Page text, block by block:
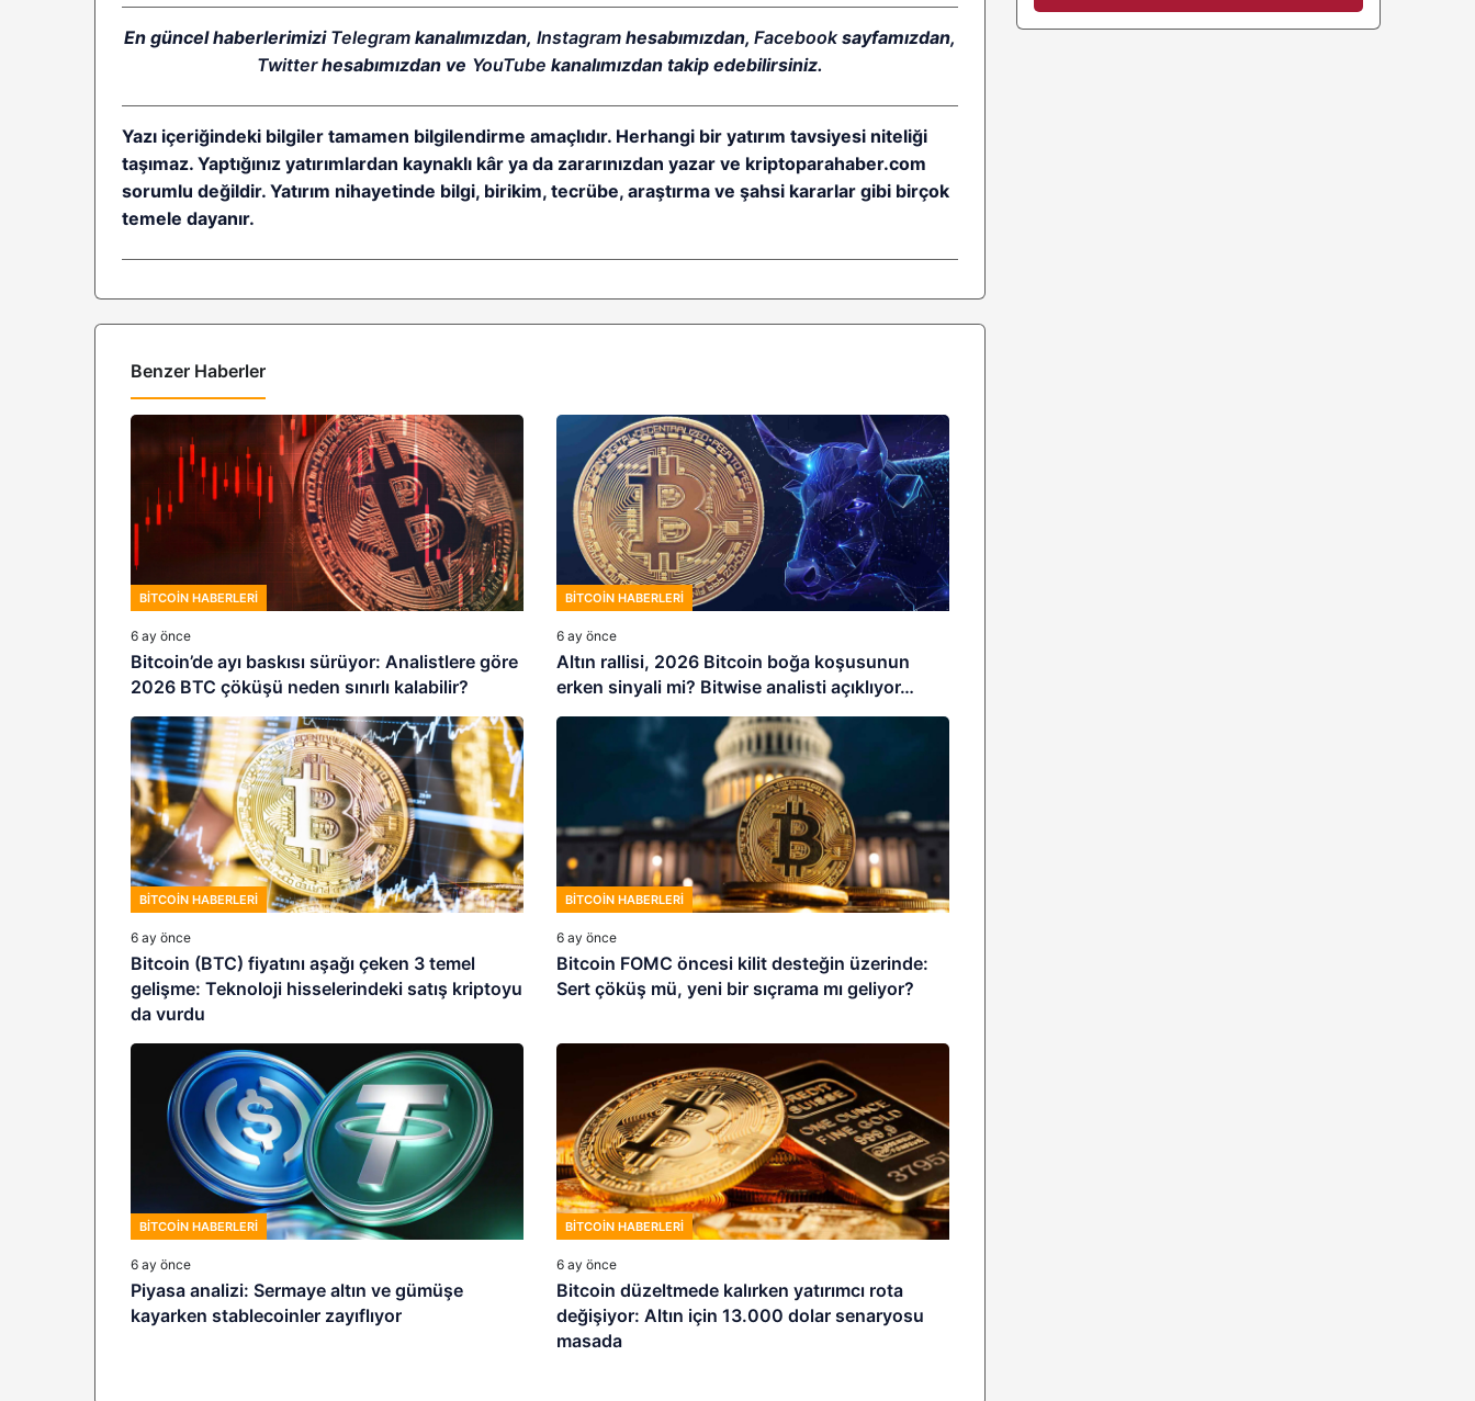
En güncel haberlerimizi Telegram kanalımızdan, Instagramhesabımızdan, Facebooksayfamızdan,
Twitterhesabımızdan ve YouTube kanalımızdan takip edebilirsiniz.
Yazı içeriğindeki bilgiler tamamen bilgilendirme amaçlıdır. Herhangi bir yatırım tavsiyesi niteliği
taşımaz. Yaptığınız yatırımlardan kaynaklı kâr ya da zararınızdan yazar ve kriptoparahaber.com
sorumlu değildir. Yatırım nihayetinde bilgi, birikim, tecrübe, araştırma ve şahsi kararlar gibi birçok
temele dayanır.
Benzer Haberler
BITCOIN HABERLERI
6 ay önce
Bitcoin’de ayı baskısı sürüyor: Analistlere göre
2026 BTC çöküşü neden sınırlı kalabilir?
BITCOIN HABERLERI
6 ay önce
Altın rallisi, 2026 Bitcoin boğa koşusunun
erken sinyali mi? Bitwise analisti açıklıyor…
BITCOIN HABERLERI
6 ay önce
Bitcoin (BTC) fiyatını aşağı çeken 3 temel
gelişme: Teknoloji hisselerindeki satış kriptoyu
da vurdu
BITCOIN HABERLERI
6 ay önce
Bitcoin FOMC öncesi kilit desteğin üzerinde:
Sert çöküş mü, yeni bir sıçrama mı geliyor?
BITCOIN HABERLERI
6 ay önce
Piyasa analizi: Sermaye altın ve gümüşe
kayarken stablecoinler zayıflıyor
BITCOIN HABERLERI
6 ay önce
Bitcoin düzeltmede kalırken yatırımcı rota
değişiyor: Altın için 13.000 dolar senaryosu
masada